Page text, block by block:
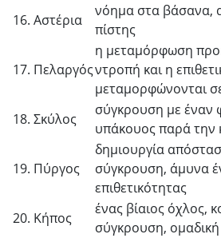
16. Αστέρια
νόημα στα βάσανα,
πίστης
17. Πελαργός
η μεταμόρφωση
ντροπή και η
μεταμορφώνονται
18. Σκύλος
σύγκρουση με έναν
υπάκουος παρά την
19. Πύργος
δημιουργία
σύγκρουση, άμυνα
επιθετικότητας
20. Κήπος
ένας βίαιος όχλος,
σύγκρουση, ομαδική